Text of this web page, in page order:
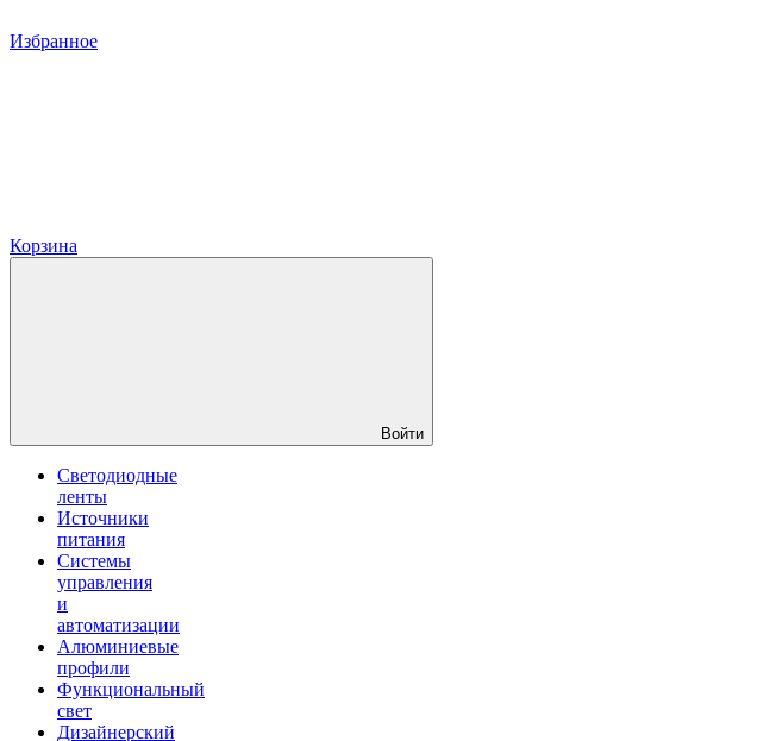
Избранное
Корзина
Войти
Светодиодные
ленты
Источники
питания
Системы
управления
и
автоматизации
Алюминиевые
профили
Функциональный
свет
Дизайнерский